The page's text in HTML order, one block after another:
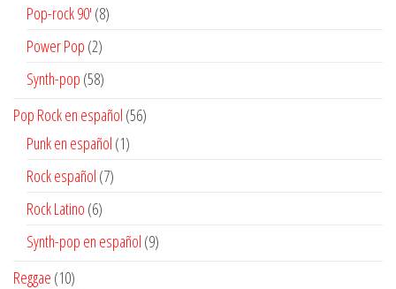
Pop-rock 90' 88
Power Pop 22
productos
Synth-pop 5858
Pop Rock en español 5656
Punk en español 11
Rock español 77
Rock Latino 66
productos
Synth-pop en español 99
Reggae 1010